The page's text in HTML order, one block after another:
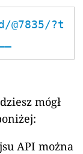
?t
mógł
API można